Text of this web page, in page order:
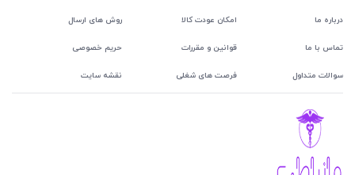
درباره ما
تماس با ما
سوالات متداول
امکان عودت کالا روش های ارسال
قوانین و مقررات حریم خصوصی
فرصت های شغلی نقشه سایت